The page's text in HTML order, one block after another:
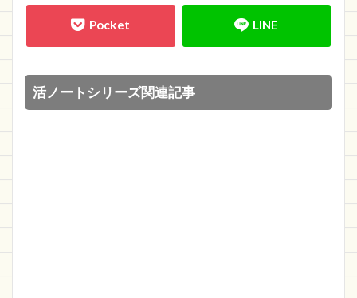
活ノートシリーズ関連記事